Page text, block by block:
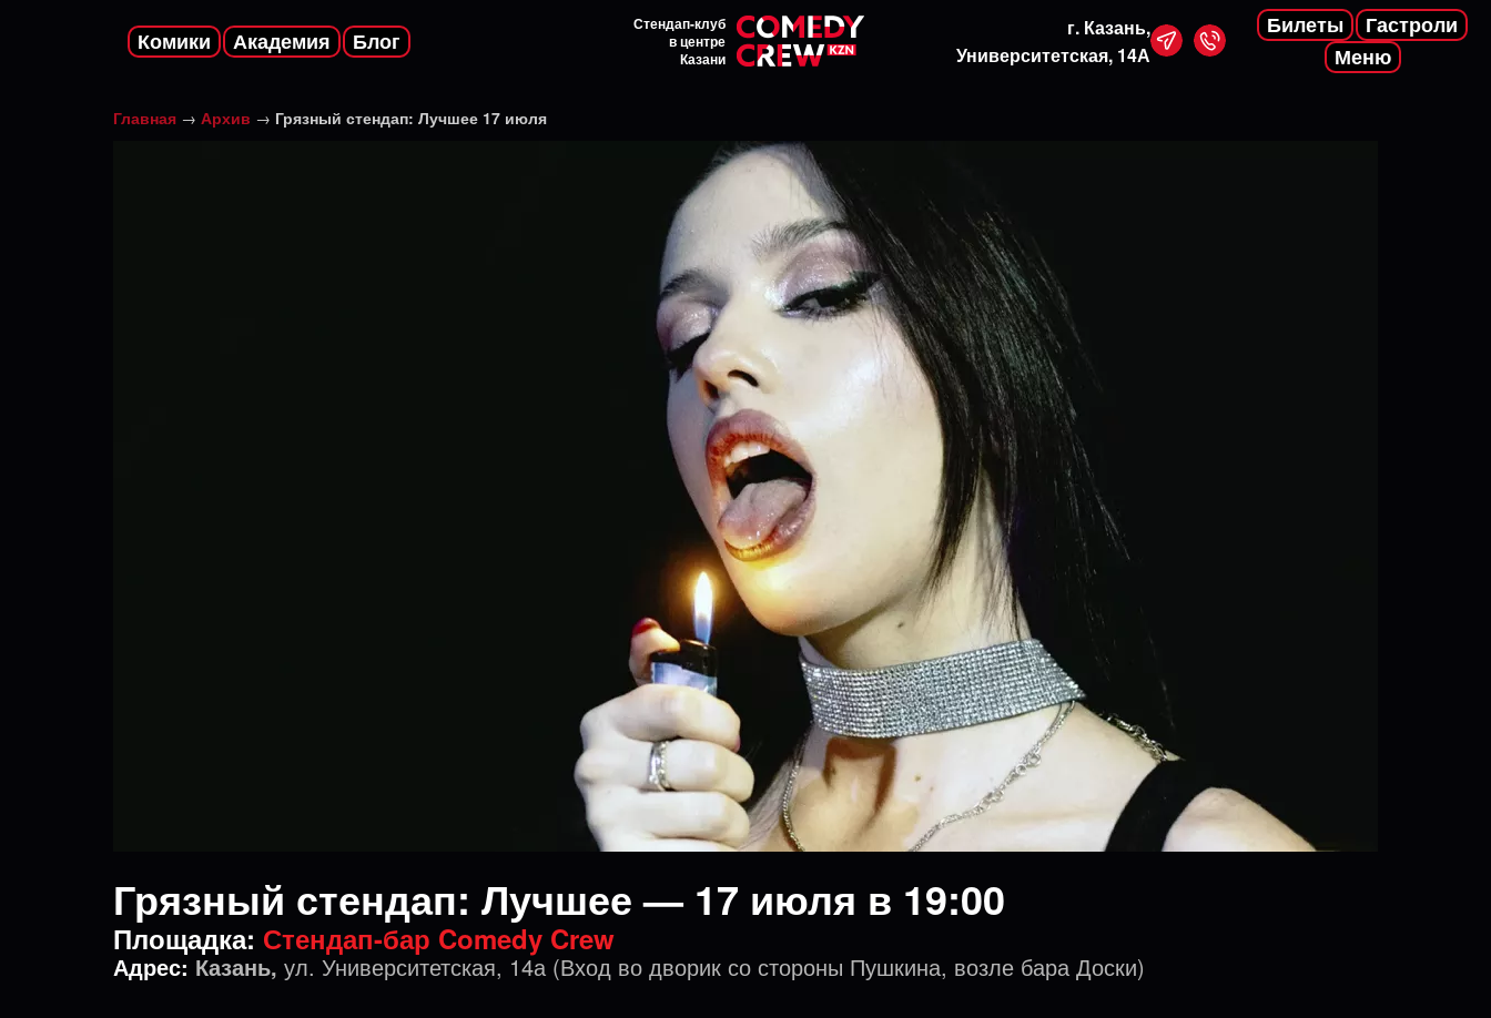
Комики Академия Блог
Стендап-клуб
в центре
Казани
г. Казань,
Университетская, 14А
Билеты
Гастроли
Меню
Главная → Архив → Грязный стендап: Лучшее 17 июля
Грязный стендап: Лучшее — 17 июля в 19:00
Площадка: Стендап-бар Comedy Crew
Адрес: Казань, ул. Университетская, 14а (Вход во дворик со стороны Пушкина, возле бара Доски)